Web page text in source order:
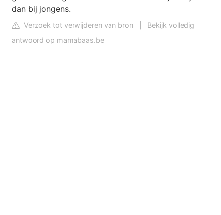
dan bij jongens.
Verzoek tot verwijderen van bron
Bekijk volledig
antwoord op mamabaas.be